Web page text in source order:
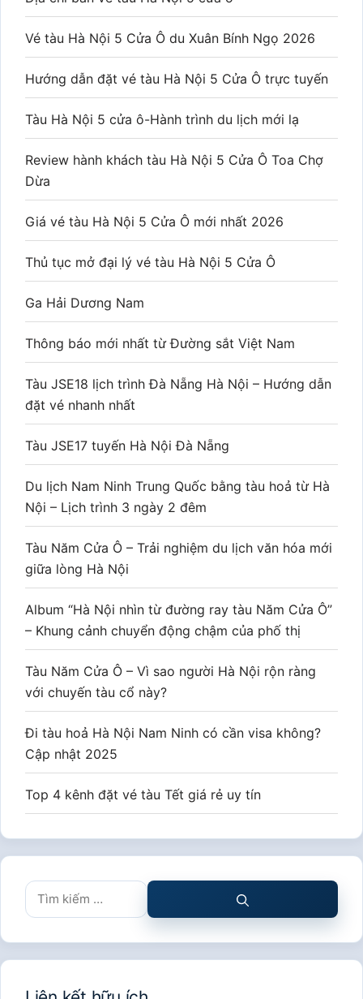
Vé tàu Hà Nội 5 Cửa Ô du Xuân Bính Ngọ 2026
Hướng dẫn đặt vé tàu Hà Nội 5 Cửa Ô trực tuyến
Tàu Hà Nội 5 cửa ô-Hành trình du lịch mới lạ
Review hành khách tàu Hà Nội 5 Cửa Ô Toa Chợ
Dừa
Giá vé tàu Hà Nội 5 Cửa Ô mới nhất 2026
Thủ tục mở đại lý vé tàu Hà Nội 5 Cửa Ô
Ga Hải Dương Nam
Thông báo mới nhất từ Đường sắt Việt Nam
Tàu JSE18 lịch trình Đà Nẵng Hà Nội – Hướng dẫn
đặt vé nhanh nhất
Tàu JSE17 tuyến Hà Nội Đà Nẵng
Du lịch Nam Ninh Trung Quốc bằng tàu hoả từ Hà
Nội – Lịch trình 3 ngày 2 đêm
Tàu Năm Cửa Ô – Trải nghiệm du lịch văn hóa mới
giữa lòng Hà Nội
Album “Hà Nội nhìn từ đường ray tàu Năm Cửa Ô”
– Khung cảnh chuyển động chậm của phố thị
Tàu Năm Cửa Ô – Vì sao người Hà Nội rộn ràng
với chuyến tàu cổ này?
Đi tàu hoả Hà Nội Nam Ninh có cần visa không?
Cập nhật 2025
Top 4 kênh đặt vé tàu Tết giá rẻ uy tín
Tìm
kiếm